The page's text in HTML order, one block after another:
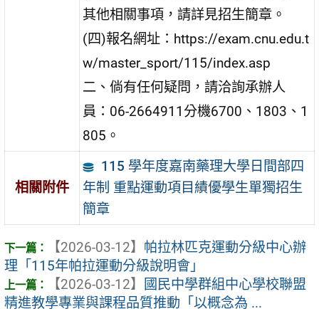
其他相關事項，請詳見招生簡章。
(四)報名網址：https://exam.cnu.edu.t
w/master_sport/115/index.asp
二、倘有任何疑問，請洽詢承辦人
員：06-2664911分機6700、1803、1
805。
相關附件
115 學年度嘉南藥理大學日間部四
年制 重點運動項目績優學生單獨招生
簡章
【2026-03-12】 帕拉林匹克運動分級中心辦
理「115年帕拉運動分級說明會」
【2026-03-12】
國民中學群組中心學校聯盟
精進教學專業與課程品質推動「以概念為 ...